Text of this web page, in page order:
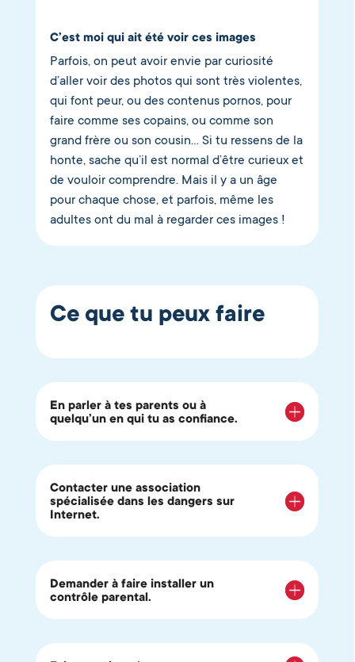
C’est moi qui ait été voir ces images
Parfois, on peut avoir envie par curiosité
d’aller voir des photos qui sont très violentes,
qui font peur, ou des contenus pornos, pour
faire comme ses copains, ou comme son
grand frère ou son cousin… Si tu ressens de la
honte, sache qu’il est normal d’être curieux et
de vouloir comprendre. Mais il y a un âge
pour chaque chose, et parfois, même les
adultes ont du mal à regarder ces images !
Ce que tu peux faire
En parler à tes parents ou à
quelqu’un en qui tu as confiance.
Contacter une association
spécialisée dans les dangers sur
Internet.
Demander à faire installer un
contrôle parental.